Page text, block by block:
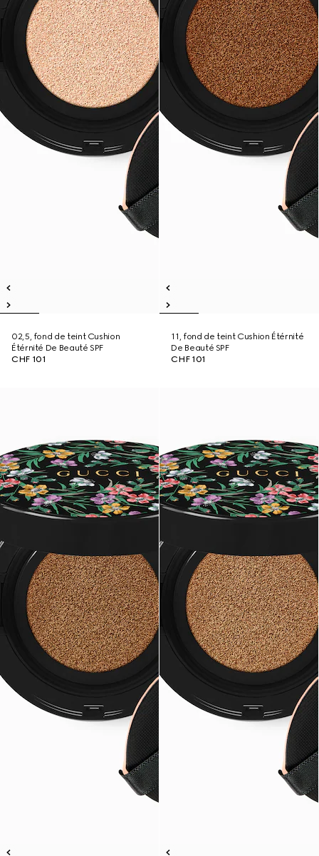
02,5, fond de teint Cushion
Étérnité De Beauté SPF
CHF 101
11, fond de teint Cushion Étérnité
De Beauté SPF
CHF 101